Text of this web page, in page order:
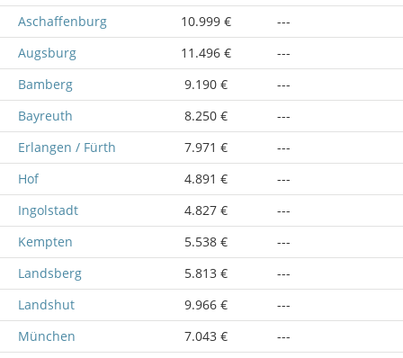
Aschaffenburg
10.999 €
---
Augsburg
11.496 €
---
Bamberg
9.190 €
---
Bayreuth
8.250 €
---
Erlangen / Fürth
7.971 €
---
Hof
4.891 €
---
Ingolstadt
4.827 €
---
Kempten
5.538 €
---
Landsberg
5.813 €
---
Landshut
9.966 €
---
München
7.043 €
---